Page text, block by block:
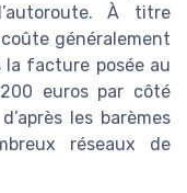
À titre
généralement
la facture posée au
euros par côté
les barèmes
réseaux de